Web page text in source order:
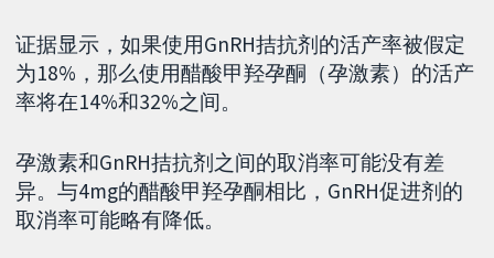
证据显示，如果使用GnRH拮抗剂的活产率被假定
为18%，那么使用醋酸甲羟孕酮（孕激素）的活产
率将在14%和32%之间。
孕激素和GnRH拮抗剂之间的取消率可能没有差
异。与4mg的醋酸甲羟孕酮相比，GnRH促进剂的
取消率可能略有降低。